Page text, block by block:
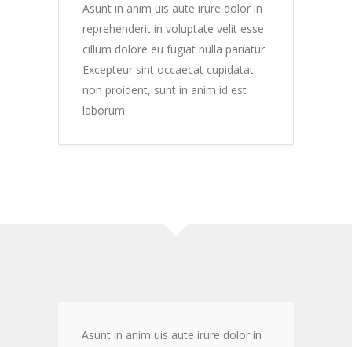
Asunt in anim uis aute irure dolor in
reprehenderit in voluptate velit esse
cillum dolore eu fugiat nulla pariatur.
Excepteur sint occaecat cupidatat
non proident, sunt in anim id est
laborum.
Asunt in anim uis aute irure dolor in